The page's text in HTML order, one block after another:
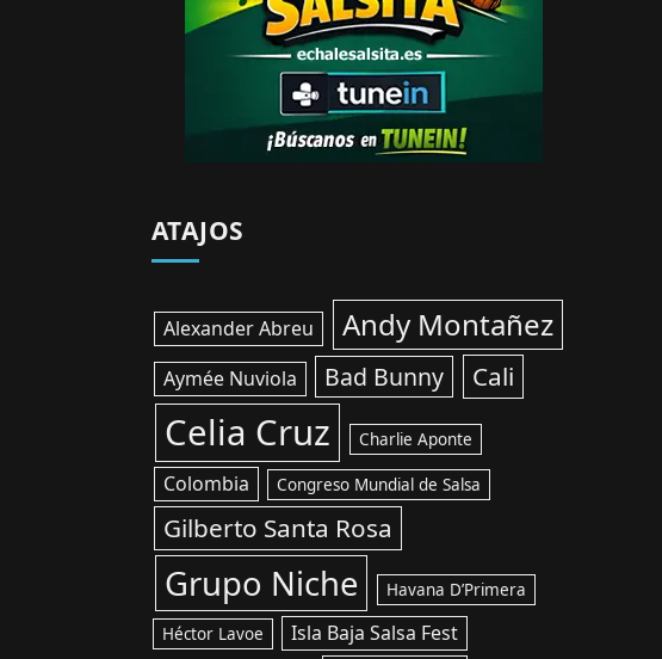
ATAJOS
Alexander Abreu Andy Montañez
Aymée Nuviola Bad Bunny Cali
Celia Cruz Charlie Aponte
Colombia Congreso Mundial de Salsa
Gilberto Santa Rosa
Grupo Niche Havana D’Primera
Héctor Lavoe Isla Baja Salsa Fest